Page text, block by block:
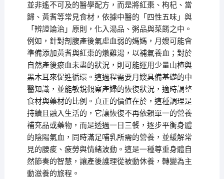
並非遙不可及的醫學配方，而是將紅棗、枸杞、當
歸、黃耆等常見食材，依據中醫的「四性五味」與
「辨證論治」原則，化入湯品、粥品與菜餚之中。
例如，針對剖腹產後氣虛血弱的媽媽，月嫂可能會
準備添加黃耆與紅棗的燉雞湯，以補氣養血；對於
自然產後瘀血未盡的狀況，則可能運用少量山楂與
黑木耳來促進循環。這過程需要月嫂具備基礎的中
醫知識，並能敏銳觀察產婦的恢復狀況，適時調整
食材與藥材的比例。真正的價值在於，這種調理是
持續且融入生活的，它讓恢復不再依賴單一的營養
補充品或藥物，而是透過一日三餐，逐步平衡身體
的陰陽氣血，同時滿足哺乳所需的營養，並緩解常
見的腰痠、疲勞與情緒波動。這是一種尊重身體自
然節奏的智慧，讓產後護理從被動休養，轉變為主
動滋養的旅程。